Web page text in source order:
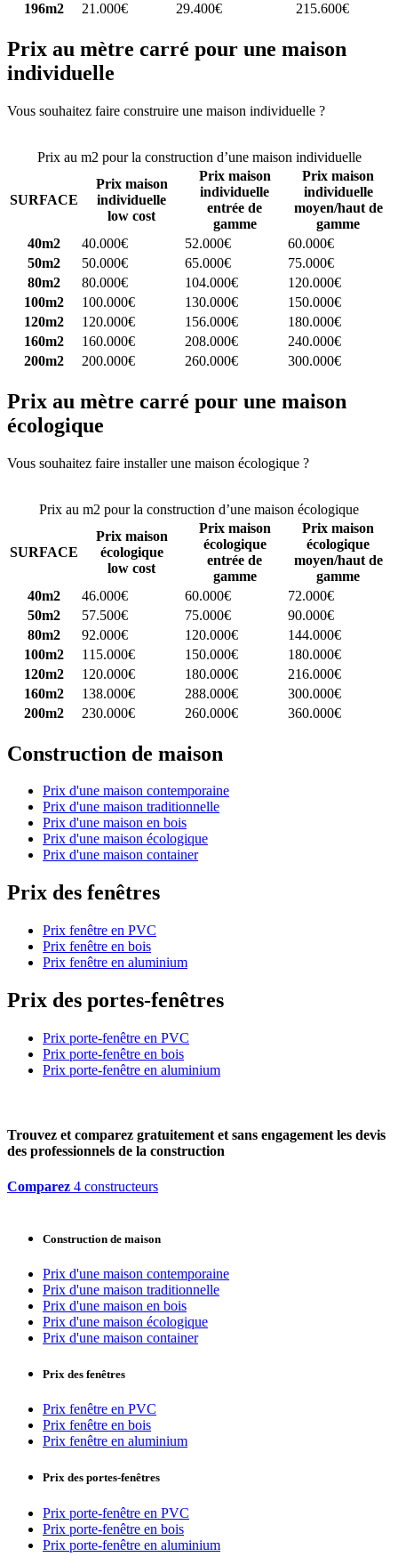
196m2
21.000€ 29.400€ 215.600€
Prix au mètre carré pour une maison
individuelle
Vous souhaitez faire construire une maison individuelle ?
Prix au m2 pour la construction d’une maison individuelle
SURFACE
Prix maison
individuelle
low cost
Prix maison
individuelle
entrée de
gamme
Prix maison
individuelle
moyen/haut de
gamme
40m2
40.000€ 52.000€
60.000€
50m2
50.000€ 65.000€
75.000€
80m2
80.000€ 104.000€
120.000€
100m2
100.000€ 130.000€
150.000€
120m2
120.000€ 156.000€
180.000€
160m2
160.000€ 208.000€
240.000€
200m2
200.000€ 260.000€ 300.000€
Prix au mètre carré pour une maison
écologique
Vous souhaitez faire installer une maison écologique ?
Prix au m2 pour la construction d’une maison écologique
SURFACE
Prix maison
écologique
low cost
Prix maison
écologique
entrée de
gamme
Prix maison
écologique
moyen/haut de
gamme
40m2
46.000€ 60.000€
72.000€
50m2
57.500€ 75.000€
90.000€
80m2
92.000€ 120.000€
144.000€
100m2
115.000€ 150.000€
180.000€
120m2
120.000€ 180.000€
216.000€
160m2
138.000€ 288.000€
300.000€
200m2
230.000€ 260.000€ 360.000€
Construction de maison
Prix d'une maison contemporaine
Prix d'une maison traditionnelle
Prix d'une maison en bois
Prix d'une maison écologique
Prix d'une maison container
Prix des fenêtres
Prix fenêtre en PVC
Prix fenêtre en bois
Prix fenêtre en aluminium
Prix des portes-fenêtres
Prix porte-fenêtre en PVC
Prix porte-fenêtre en bois
Prix porte-fenêtre en aluminium
Trouvez et comparez gratuitement et sans engagement les devis
des professionnels de la construction
Comparez 4 constructeurs
Construction de maison
Prix d'une maison contemporaine
Prix d'une maison traditionnelle
Prix d'une maison en bois
Prix d'une maison écologique
Prix d'une maison container
Prix des fenêtres
Prix fenêtre en PVC
Prix fenêtre en bois
Prix fenêtre en aluminium
Prix des portes-fenêtres
Prix porte-fenêtre en PVC
Prix porte-fenêtre en bois
Prix porte-fenêtre en aluminium